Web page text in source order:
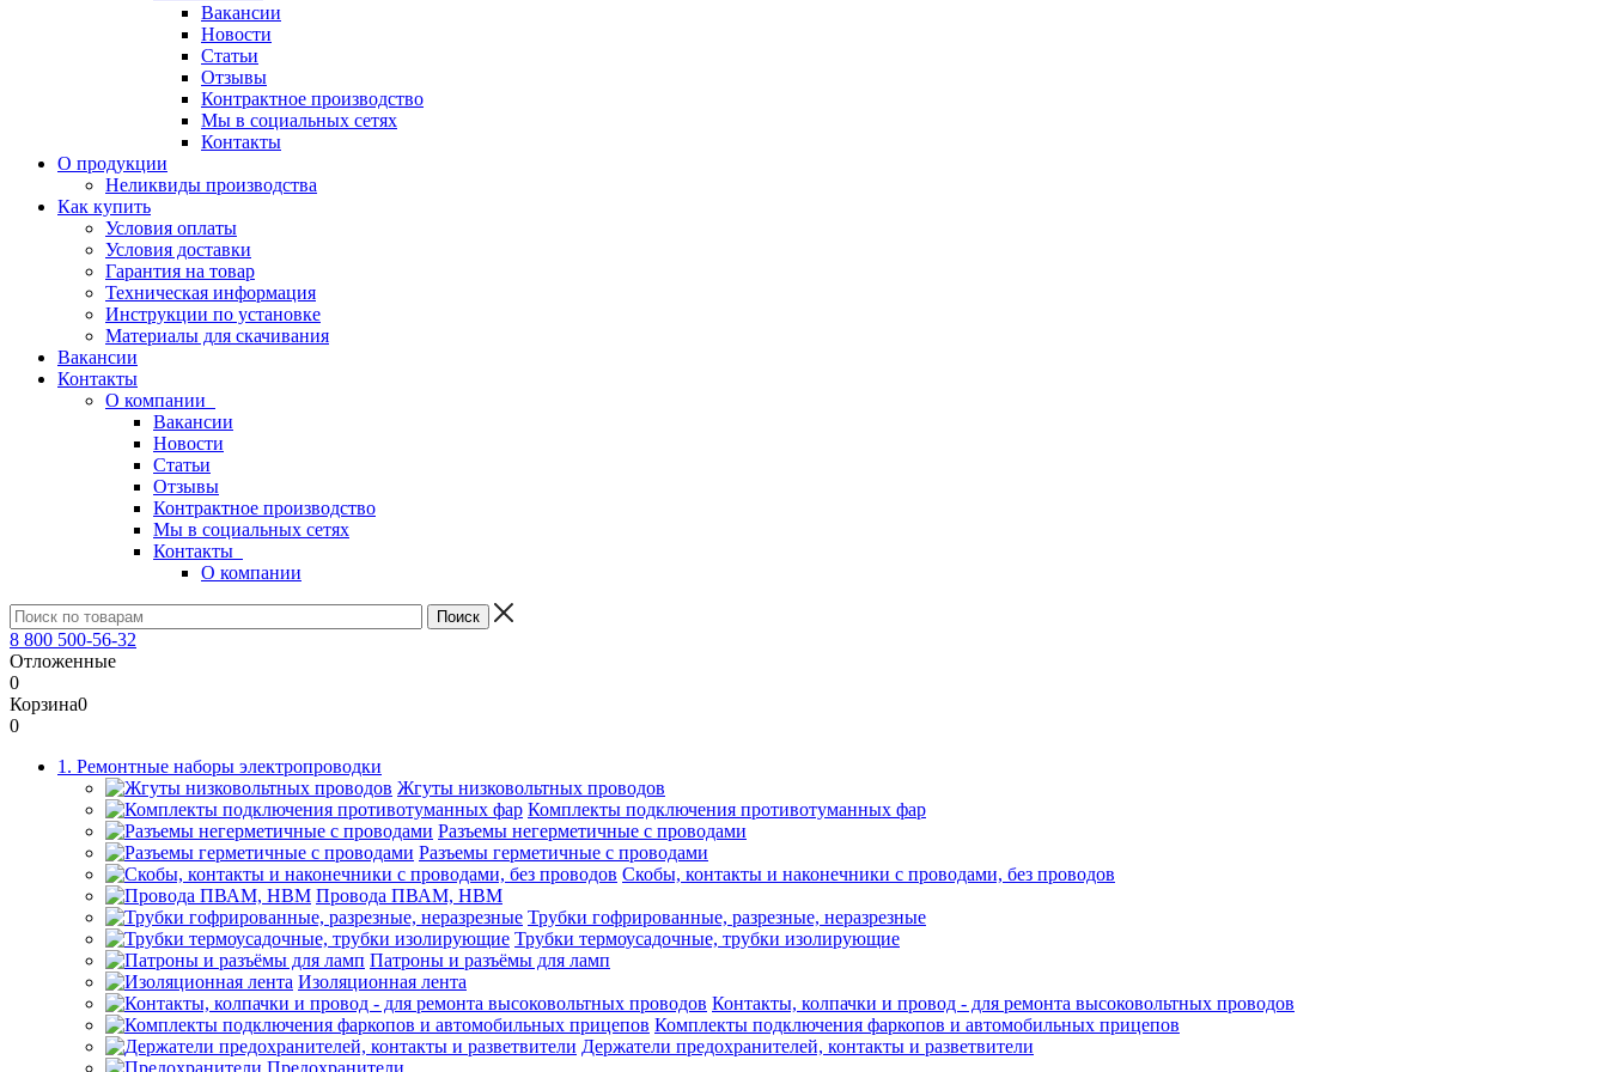
Вакансии
Новости
Статьи
Отзывы
Контрактное производство
Мы в социальных сетях
Контакты
О продукции
Неликвиды производства
Как купить
Условия оплаты
Условия доставки
Гарантия на товар
Техническая информация
Инструкции по установке
Материалы для скачивания
Вакансии
Контакты
О компании
Вакансии
Новости
Статьи
Отзывы
Контрактное производство
Мы в социальных сетях
Контакты
О компании
8 800 500-56-32
Отложенные
0
Корзина0
0
1. Ремонтные наборы электропроводки
Жгуты низковольтных проводов
Комплекты подключения противотуманных фар
Разъемы негерметичные с проводами
Разъемы герметичные с проводами
Скобы, контакты и наконечники с проводами, без проводов
Провода ПВАМ, НВМ
Трубки гофрированные, разрезные, неразрезные
Трубки термоусадочные, трубки изолирующие
Патроны и разъёмы для ламп
Изоляционная лента
Контакты, колпачки и провод - для ремонта высоковольтных проводов
Комплекты подключения фаркопов и автомобильных прицепов
Держатели предохранителей, контакты и разветвители
Предохранители